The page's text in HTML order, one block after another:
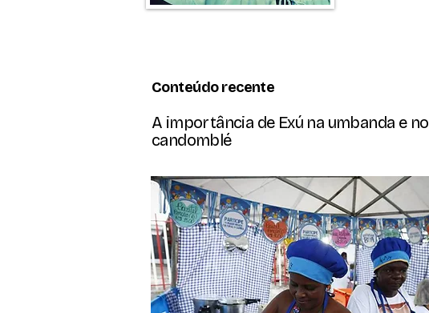
Conteúdo recente
A importância de Exú na umbanda e no
candomblé